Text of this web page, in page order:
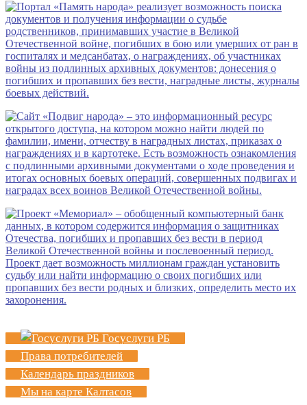
Госуслуги РБ
Права потребителей
Календарь праздников
Мы на карте Калтасов